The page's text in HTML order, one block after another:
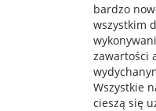
bardzo
wszystkim
zawartości
Wszystkie
cieszą się